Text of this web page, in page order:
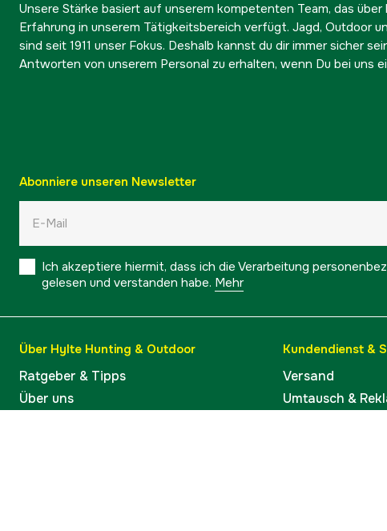
Unsere Stärke basiert auf unserem kompetenten Team, das über
Erfahrung in unserem Tätigkeitsbereich verfügt. Jagd, Outdoor
sind seit 1911 unser Fokus. Deshalb kannst du dir immer sicher
Antworten von unserem Personal zu erhalten, wenn Du bei uns
Abonniere unseren Newsletter
Ich akzeptiere hiermit, dass ich die Verarbeitung
gelesen und verstanden habe. Mehr
Über Hylte Hunting & Outdoor
Ratgeber & Tipps
Über uns
Kundendienst &
Versand
Umtausch &